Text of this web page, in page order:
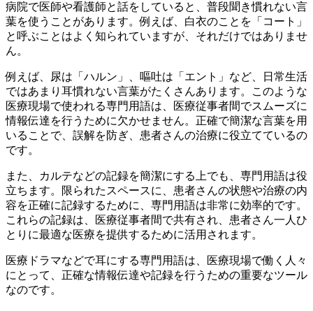
病院で医師や看護師と話をしていると、普段聞き慣れない言
葉を使うことがあります。例えば、白衣のことを「コート」
と呼ぶことはよく知られていますが、それだけではありませ
ん。
例えば、尿は「ハルン」、嘔吐は「エント」など、日常生活
ではあまり耳慣れない言葉がたくさんあります。このような
医療現場で使われる専門用語は、医療従事者間でスムーズに
情報伝達を行うために欠かせません。 正確で簡潔な言葉を用
いることで、誤解を防ぎ、患者さんの治療に役立てているの
です。
また、カルテなどの記録を簡潔にする上でも、専門用語は役
立ちます。限られたスペースに、患者さんの状態や治療の内
容を正確に記録するために、専門用語は非常に効率的です。
これらの記録は、医療従事者間で共有され、患者さん一人ひ
とりに最適な医療を提供するために活用されます。
医療ドラマなどで耳にする専門用語は、医療現場で働く人々
にとって、正確な情報伝達や記録を行うための重要なツール
なのです。